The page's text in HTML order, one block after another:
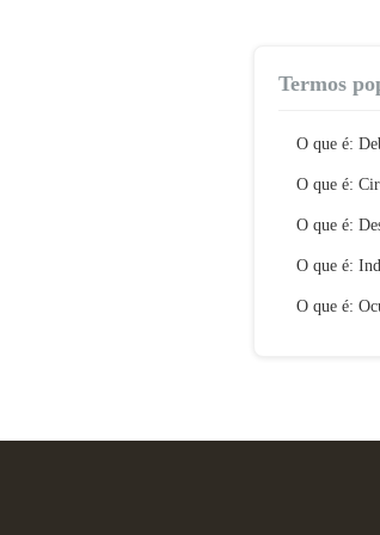
Termos
O que é:
O que é:
O que é:
O que é:
O que é: